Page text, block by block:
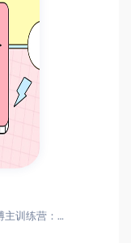
小红书博主训练营：引领博主之路小红书博主训练营：引领博主之路